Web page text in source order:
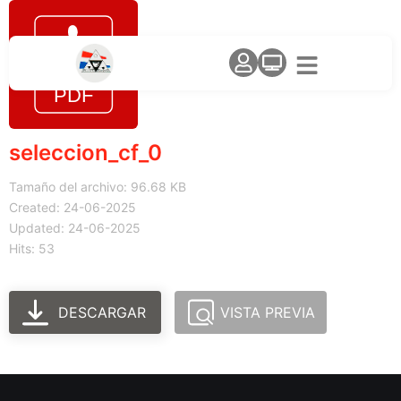
seleccion_cf_0
Tamaño del archivo: 96.68 KB
Created: 24-06-2025
Updated: 24-06-2025
Hits: 53
DESCARGAR VISTA PREVIA